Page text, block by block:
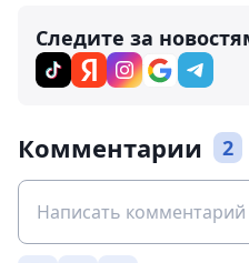
Следите за
Комментарии 2